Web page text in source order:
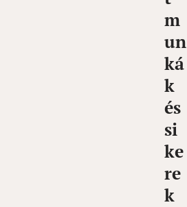
m
un
ká
k
és
si
ke
re
k